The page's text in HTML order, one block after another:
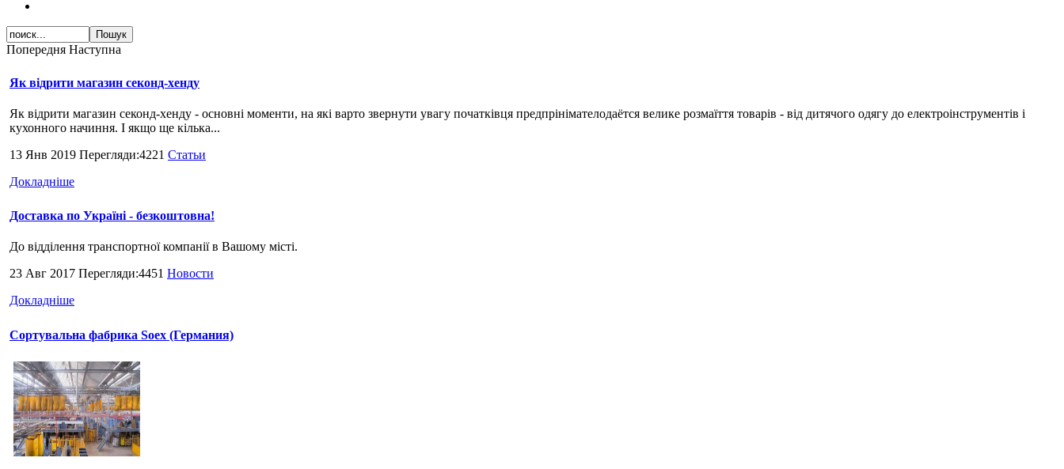
Попередня Наступна
Як відрити магазин секонд-хенду
Як відрити магазин секонд-хенду - основні моменти, на які варто звернути увагу початківця предпрінімателодаётся велике розмаїття товарів - від дитячого одягу до електроінструментів і
кухонного начиння. І якщо ще кілька...
13 Янв 2019 Перегляди:4221 Статьи
Докладніше
Доставка по Україні - безкоштовна!
До відділення транспортної компанії в Вашому місті.
23 Авг 2017 Перегляди:4451 Новости
Докладніше
Сортувальна фабрика Soex (Германия)